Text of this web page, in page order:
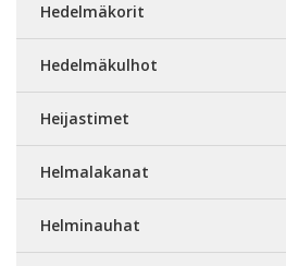
Hedelmäkorit
Hedelmäkulhot
Heijastimet
Helmalakanat
Helminauhat